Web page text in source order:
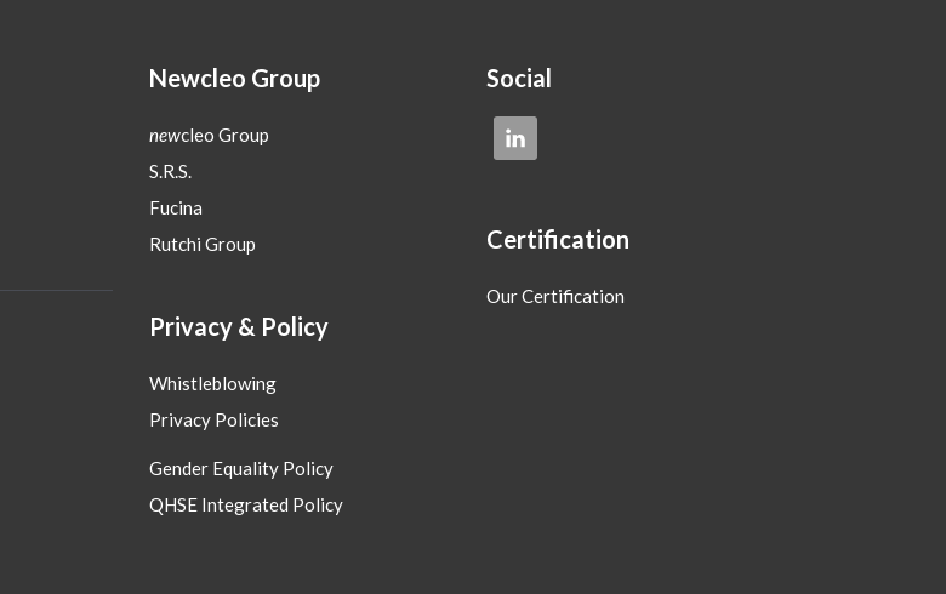
Newcleo Group
newcleo Group
S.R.S.
Fucina
Rutchi Group
Privacy & Policy
Whistleblowing
Privacy Policies
Gender Equality Policy
QHSE Integrated Policy
Social
Certification
Our Certification